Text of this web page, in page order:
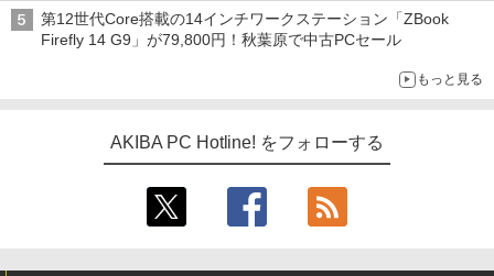
第12世代Core搭載の14インチワークステーション「ZBook
Firefly 14 G9」が79,800円！秋葉原で中古PCセール
もっと見る
AKIBA PC Hotline! をフォローする